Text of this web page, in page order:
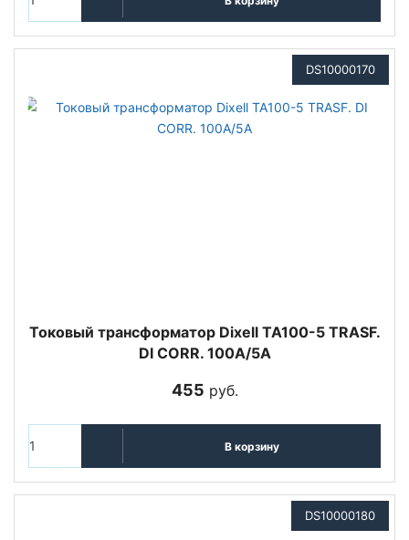
DS10000170
Токовый трансформатор Dixell TA100-5 TRASF.
DI CORR. 100A/5A
455 руб.
В корзину
DS10000180